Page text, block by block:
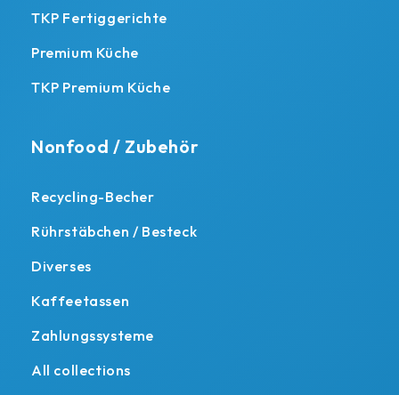
TKP Fertiggerichte
Premium Küche
TKP Premium Küche
Nonfood / Zubehör
Recycling-Becher
Rührstäbchen / Besteck
Diverses
Kaffeetassen
Zahlungssysteme
All collections